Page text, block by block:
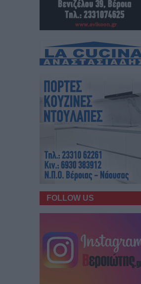
FOLLOW US